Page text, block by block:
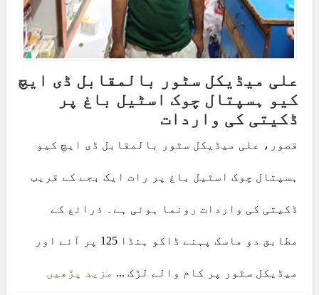
علی میڈیکل سٹور بالمقابل ڈی ایچ
کیو ہسپتال چوک اسٹیل باغ پر
ڈکیتی کی واردات
قصور، علی میڈیکل سٹور بالمقابل ڈی ایچ کیو
ہسپتال چوک اسٹیل باغ پر رات ایک بجے کے قریب
ڈکیتی کی واردات رونما ہوئی ہے۔ ذرائع کے
مطابق دو ماسک پہنے ڈاکو ہنڈا 125 پر آئے اور
میڈیکل سٹور پر کام والے لڑک ... مزید پڑھیں